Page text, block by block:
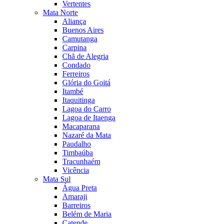
Vertentes
Mata Norte
Aliança
Buenos Aires
Camutanga
Carpina
Chã de Alegria
Condado
Ferreiros
Glória do Goitá
Itambé
Itaquitinga
Lagoa do Carro
Lagoa de Itaenga
Macaparana
Nazaré da Mata
Paudalho
Timbaúba
Tracunhaém
Vicência
Mata Sul
Água Preta
Amaraji
Barreiros
Belém de Maria